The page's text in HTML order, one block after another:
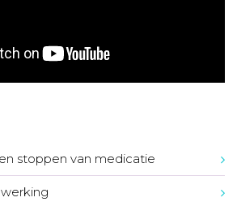
stoppen van medicatie